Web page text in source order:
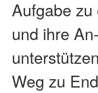
Aufgabe
und ihre
Weg zu